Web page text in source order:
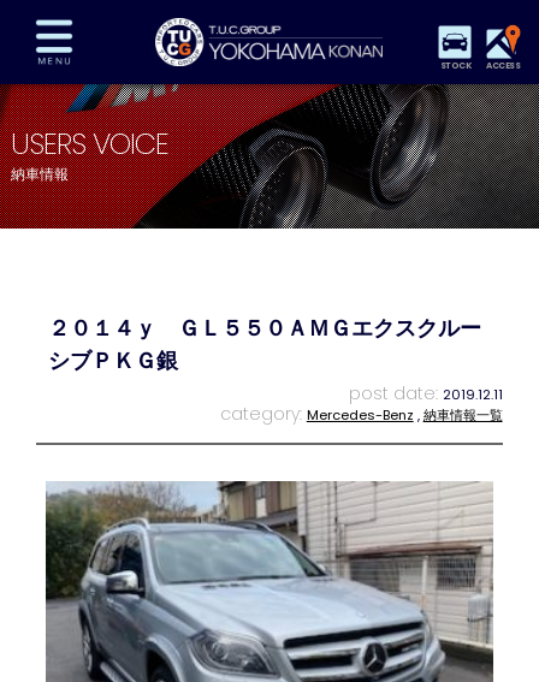
STOCK ACCESS
在庫車両情報 保証&サービス パーツリスト
TUCとは？ 店舗情報 アクセスマップ
全国納車 特別作業 注文販売
プライバシーポリシー
USERS VOICE
納車情報
２０１４ｙ ＧＬ５５０ＡＭＧエクスクルー
シブＰＫＧ銀
post date: 2019.12.11
category: Mercedes-Benz ,納車情報一覧